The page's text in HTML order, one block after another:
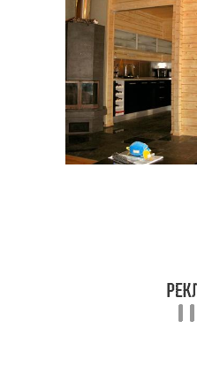
Деревянные
перегородки
Перегородка в